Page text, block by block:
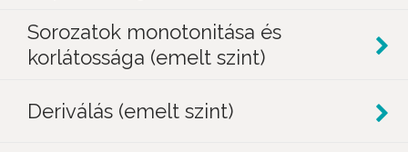
Sorozatok monotonitása és
korlátossága (emelt szint)
Deriválás (emelt szint)